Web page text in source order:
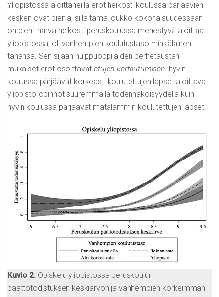
Yliopistossa aloittaneilla erot heikosti koulussa pärjäävien
kesken ovat pieniä, sillä tämä joukko kokonaisuudessaan
on pieni: harva heikosti peruskoulussa menestyvä aloittaa
yliopistossa, oli vanhempien koulutustaso minkälainen
tahansa. Sen sijaan huippuoppilaiden perhetaustan
mukaiset erot osoittavat etujen kertautumisen: hyvin
koulussa pärjäävät korkeasti koulutettujen lapset aloittavat
yliopisto-opinnot suuremmalla todennäköisyydellä kuin
hyvin koulussa pärjäävät matalammin koulutettujen lapset.
Kuvio 2. Opiskelu yliopistossa peruskoulun
päättötodistuksen keskiarvon ja vanhempien korkeimman